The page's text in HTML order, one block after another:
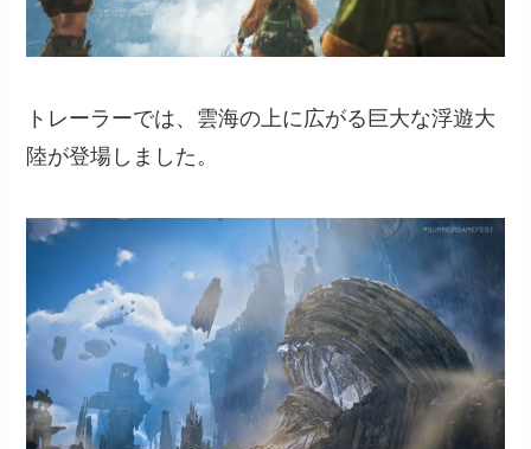
トレーラーでは、雲海の上に広がる巨大な浮遊大
陸が登場しました。